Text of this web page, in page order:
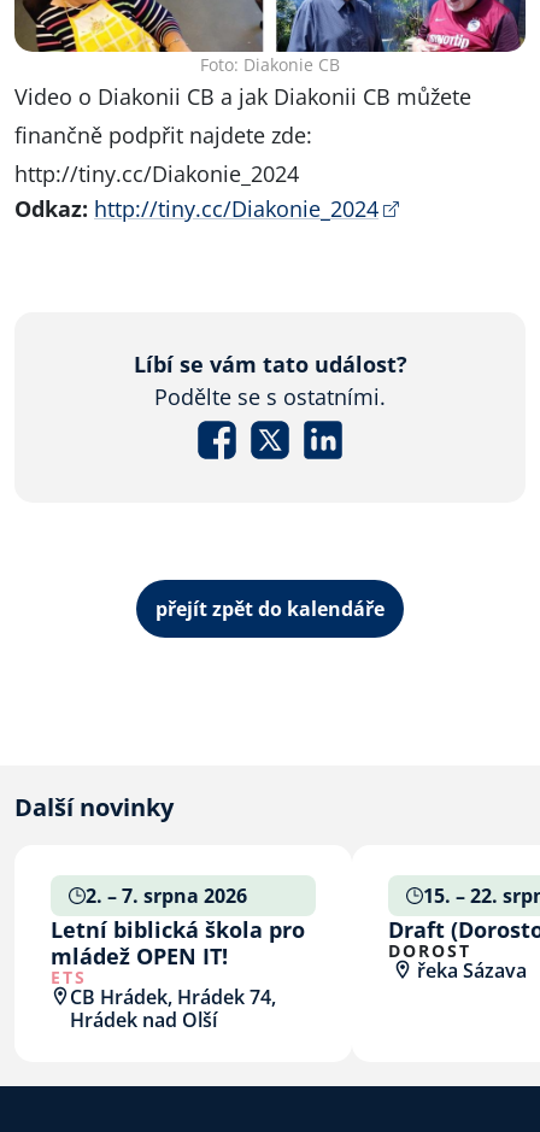
Foto: Diakonie CB
Video o Diakonii CB a jak Diakonii CB můžete
finančně podpřit najdete zde:
http://tiny.cc/Diakonie_2024
Odkaz: http://tiny.cc/Diakonie_2024
Líbí se vám tato událost?
Podělte se s ostatními.
přejít zpět do kalendáře
Další novinky
2. – 7. srpna 2026
Letní biblická škola pro
mládež OPEN IT!
ETS
CB Hrádek, Hrádek 74,
Hrádek nad Olší
15. – 22.
Draft
DOROST
řeka Sázava